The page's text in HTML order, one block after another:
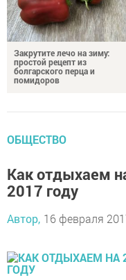
Закрутите лечо на зиму:
простой рецепт из
болгарского перца и
помидоров
ОБЩЕСТВО
Как отдыхаем
2017 году
Автор, 16 февраля